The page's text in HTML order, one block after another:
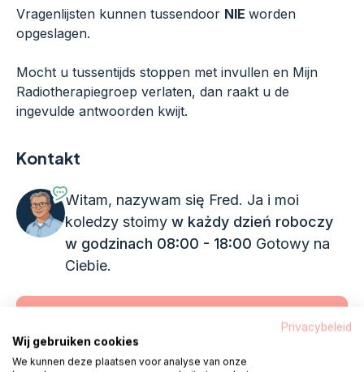
Vragenlijsten kunnen tussendoor NIE worden
opgeslagen.
Mocht u tussentijds stoppen met invullen en Mijn
Radiotherapiegroep verlaten, dan raakt u de
ingevulde antwoorden kwijt.
Kontakt
Witam, nazywam się Fred. Ja i moi
koledzy stoimy w każdy dzień roboczy
w godzinach 08:00 - 18:00 Gotowy na
Ciebie.
Dzwonimy do ciebie Czat
Privacybeleid
Wij gebruiken cookies
We kunnen deze plaatsen voor analyse van onze